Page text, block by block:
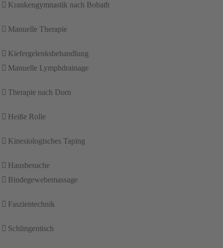
Krankengymnastik nach Bobath
Manuelle Therapie
Kiefergelenksbehandlung
Manuelle Lymphdrainage
Therapie nach Dorn
Heiße Rolle
Kinesiologisches Taping
Hausbesuche
Bindegewebemassage
Faszientechnik
Schlingentisch